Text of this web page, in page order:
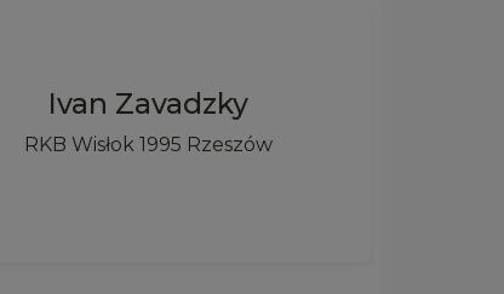
Ivan Zavadzky
RKB Wisłok 1995 Rzeszów